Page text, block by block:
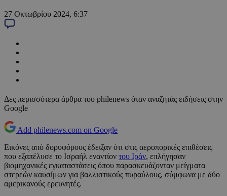
27 Οκτωβρίου 2024, 6:37
Δες περισσότερα άρθρα του philenews όταν αναζητάς ειδήσεις στην
Google
Add philenews.com on Google
Εικόνες από δορυφόρους έδειξαν ότι στις αεροπορικές επιθέσεις
που εξαπέλυσε το Ισραήλ εναντίον του Ιράν, επλήγησαν
βιομηχανικές εγκαταστάσεις όπου παρασκευάζονταν μείγματα
στερεών καυσίμων για βαλλιστικούς πυραύλους, σύμφωνα με δύο
αμερικανούς ερευνητές.